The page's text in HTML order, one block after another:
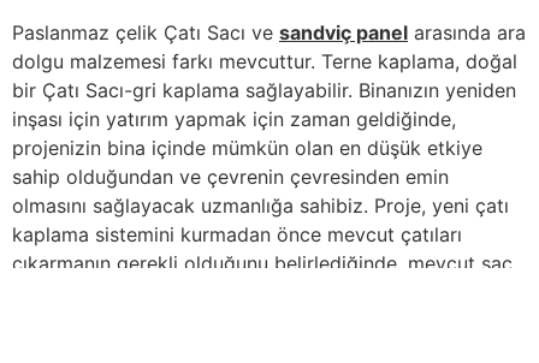
Paslanmaz çelik Çatı Sacı ve sandviç panel arasında ara
dolgu malzemesi farkı mevcuttur. Terne kaplama, doğal
bir Çatı Sacı-gri kaplama sağlayabilir. Binanızın yeniden
inşası için yatırım yapmak için zaman geldiğinde,
projenizin bina içinde mümkün olan en düşük etkiye
sahip olduğundan ve çevrenin çevresinden emin
olmasını sağlayacak uzmanlığa sahibiz. Proje, yeni çatı
kaplama sistemini kurmadan önce mevcut çatıları
çıkarmanın gerekli olduğunu belirlediğinde, mevcut saç